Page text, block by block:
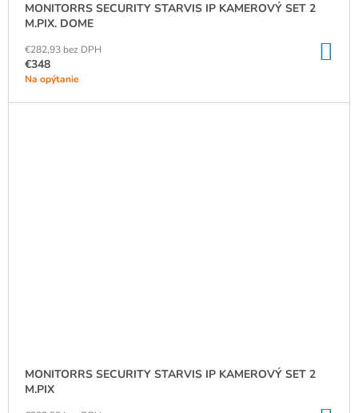
MONITORRS SECURITY STARVIS IP KAMEROVÝ SET 2
M.PIX. DOME
€282,93 bez DPH
€348
Na opýtanie
MONITORRS SECURITY STARVIS IP KAMEROVÝ SET 2
M.PIX